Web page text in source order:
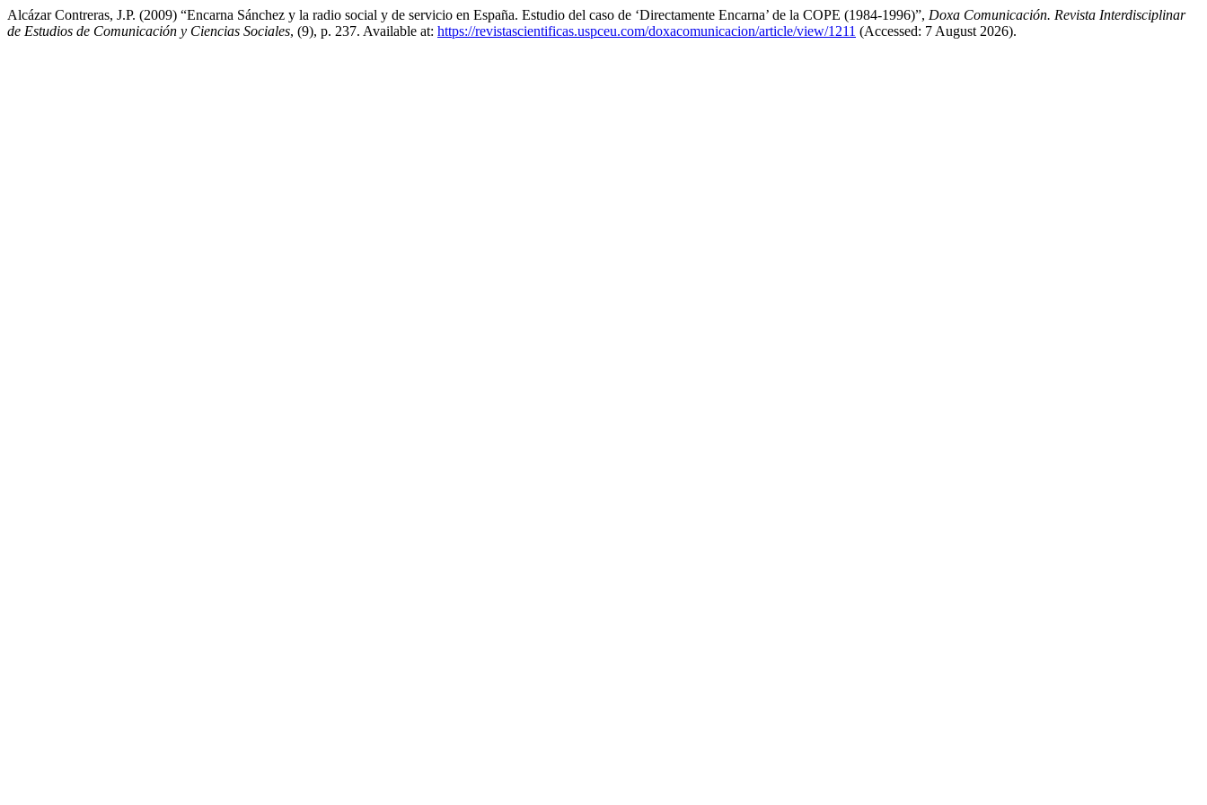
Alcázar Contreras, J.P. (2009) “Encarna Sánchez y la radio social y de servicio en España. Estudio del caso de ‘Directamente Encarna’ de la COPE (1984-1996)”, Doxa Comunicación. Revista Interdisciplinar
de Estudios de Comunicación y Ciencias Sociales, (9), p. 237. Available at: https://revistascientificas.uspceu.com/doxacomunicacion/article/view/1211 (Accessed: 7 August 2026).